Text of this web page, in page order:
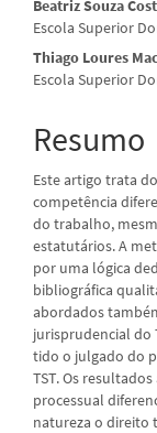
do
artigo
principal
Beatriz Souza
Escola Superior
Thiago Loures
Escola Superior
Resumo
Este artigo trata
competência
do trabalho,
estatutários. A
por uma lógica
bibliográfica
abordados
jurisprudencial do
tido o julgado do
TST. Os
processual
natureza o direito